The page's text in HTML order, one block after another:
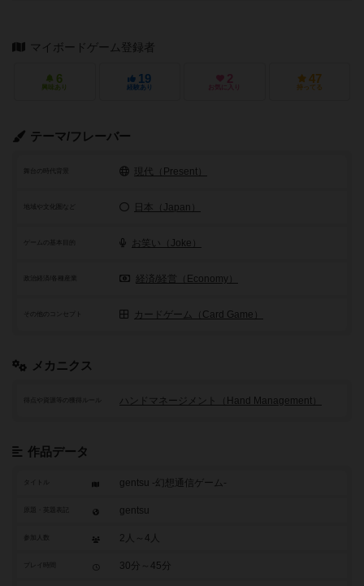
マイボードゲーム登録者
6
興味あり
19
経験あり
2
お気に入り
47
持ってる
テーマ/フレーバー
舞台の時代背景 現代（Present）
地域や文化圏など 日本（Japan）
ゲームの基本目的 お笑い（Joke）
政治経済/各種産業 経済/経営（Economy）
その他のコンセプト カードゲーム（Card Game）
メカニクス
ハンドマネージメント（Hand Management）
作品データ
タイトル gentsu -幻想通信ゲーム-
gentsu
参加人数 2人～4人
30分～45分